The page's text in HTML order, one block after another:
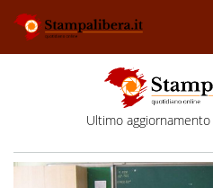
Ultimo aggiornamento